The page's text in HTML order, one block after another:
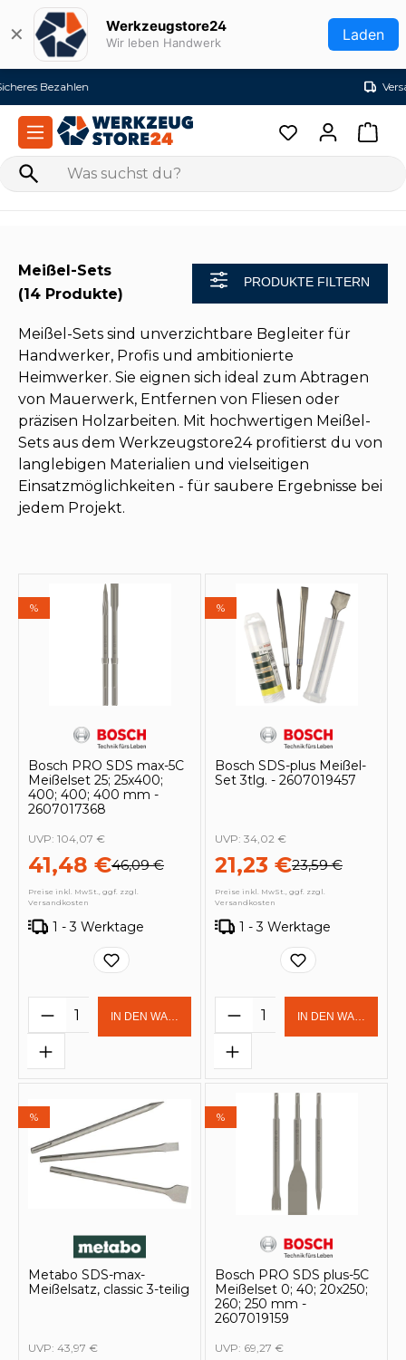
Zum Hauptinhalt springen
✕ Werkzeugstore24
Wir leben Handwerk Laden
Meißel-Sets
(14 Produkte)
PRODUKTE FILTERN
Meißel-Sets sind unverzichtbare Begleiter für
Handwerker, Profis und ambitionierte
Heimwerker. Sie eignen sich ideal zum Abtragen
von Mauerwerk, Entfernen von Fliesen oder
präzisen Holzarbeiten. Mit hochwertigen Meißel-
Sets aus dem Werkzeugstore24 profitierst du von
langlebigen Materialien und vielseitigen
Einsatzmöglichkeiten - für saubere Ergebnisse bei
jedem Projekt.
%
Bosch PRO SDS max-5C
Meißelset 25; 25x400;
400; 400; 400 mm -
2607017368
41,48 €46,09 €
UVP: 104,07 €
Preise inkl. MwSt., ggf. zzgl.
Versandkosten
1 - 3 Werktage
Produkt Anzahl: Gib den
IN DEN WARENKORB
%
Bosch SDS-plus Meißel-
Set 3tlg. - 2607019457
21,23 €23,59 €
UVP: 34,02 €
Preise inkl. MwSt., ggf. zzgl.
Versandkosten
1 - 3 Werktage
Produkt Anzahl:
IN DEN
%
Metabo SDS-max-
Meißelsatz, classic 3-teilig
UVP: 43,97 €
%
Bosch PRO SDS plus-5C
Meißelset 0; 40; 20x250;
260; 250 mm -
2607019159
UVP: 69,27 €